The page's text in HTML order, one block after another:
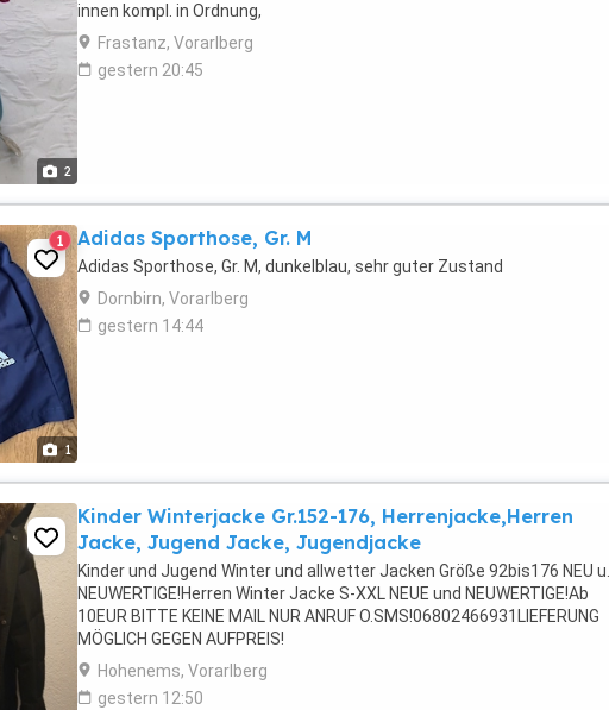
2
innen kompl. in Ordnung,
Frastanz, Vorarlberg
gestern 20:45
1
1 Adidas Sporthose, Gr. M
Adidas Sporthose, Gr. M, dunkelblau, sehr guter Zustand
Dornbirn, Vorarlberg
gestern 14:44
Kinder Winterjacke Gr.152-176, Herrenjacke,Herren
Jacke, Jugend Jacke, Jugendjacke
Kinder und Jugend Winter und allwetter Jacken Größe 92bis176 NEU u.
NEUWERTIGE!Herren Winter Jacke S-XXL NEUE und NEUWERTIGE!Ab
10EUR BITTE KEINE MAIL NUR ANRUF O.SMS!06802466931LIEFERUNG
MÖGLICH GEGEN AUFPREIS!
Hohenems, Vorarlberg
gestern 12:50